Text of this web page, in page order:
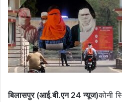
बिलासपुर (आई.बी.एन 24 न्यूज)कोनी